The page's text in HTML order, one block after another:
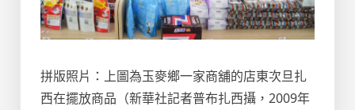
拼版照片：上圖為玉麥鄉一家商舖的店東次旦扎
西在擺放商品（新華社記者普布扎西攝，2009年